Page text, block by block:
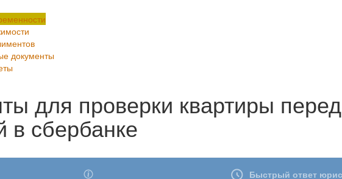
документы
для проверки квартиры перед
в сбербанке